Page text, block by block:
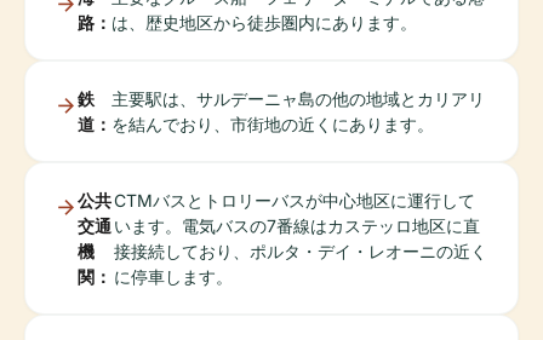
路： は、歴史地区から徒歩圏内にあります。
鉄
道：
主要駅は、サルデーニャ島の他の地域とカリアリ
を結んでおり、市街地の近くにあります。
公共
交通
機
関：
CTMバスとトロリーバスが中心地区に運行して
います。電気バスの7番線はカステッロ地区に直
接接続しており、ポルタ・デイ・レオーニの近く
に停車します。